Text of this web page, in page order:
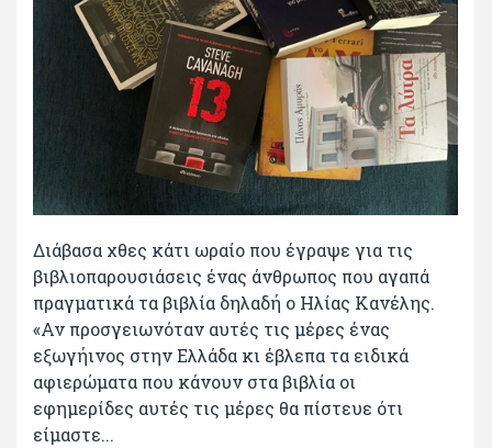
Διάβασα χθες κάτι ωραίο που έγραψε για τις
βιβλιοπαρουσιάσεις ένας άνθρωπος που αγαπά
πραγματικά τα βιβλία δηλαδή ο Ηλίας Κανέλης.
«Αν προσγειωνόταν αυτές τις μέρες ένας
εξωγήινος στην Ελλάδα κι έβλεπα τα ειδικά
αφιερώματα που κάνουν στα βιβλία οι
εφημερίδες αυτές τις μέρες θα πίστευε ότι
είμαστε...